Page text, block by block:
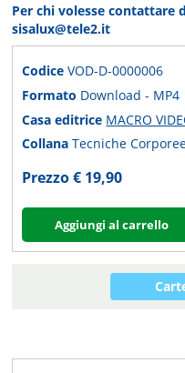
Per chi volesse contattare
sisalux@tele2.it
CodiceVOD-D-0000006
Formato Download - MP4
Casa editrice MACRO
CollanaTecniche
Prezzo € 19,90
Aggiungi al carrello